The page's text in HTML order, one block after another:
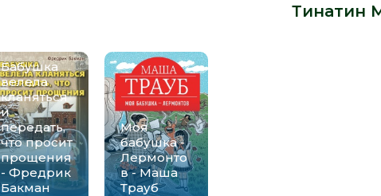
Тинатин
Бабушка
велела
кланяться
и
передать,
что просит
прощения
- Фредрик
Бакман
Моя
бабушка -
Лермонто
в - Маша
Трауб